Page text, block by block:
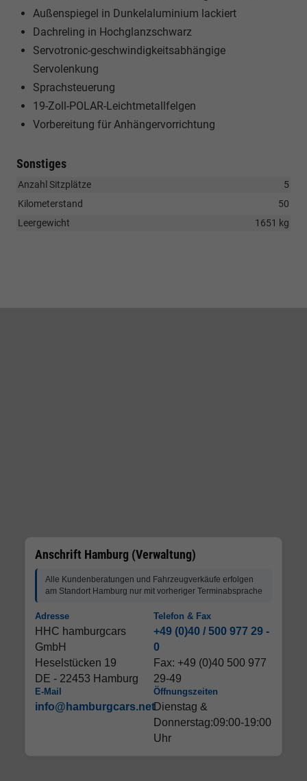
Außenspiegel in Dunkelaluminium lackiert
Dachreling in Hochglanzschwarz
Servotronic-geschwindigkeitsabhängige
Servolenkung
Sprachsteuerung
19-Zoll-POLAR-Leichtmetallfelgen
Vorbereitung für Anhängervorrichtung
Sonstiges
Anzahl Sitzplätze
5
Kilometerstand
50
Leergewicht
1651 kg
Anschrift Hamburg (Verwaltung)
Alle Kundenberatungen und Fahrzeugverkäufe erfolgen
am Standort Hamburg nur mit vorheriger Terminabsprache
Adresse
HHC hamburgcars
GmbH
Heselstücken 19
DE - 22453 Hamburg
Telefon & Fax
+49 (0)40 / 500 977 29 -
0
Fax: +49 (0)40 500 977
29-49
E-Mail
info@hamburgcars.net
Öffnungszeiten
Dienstag &
Donnerstag:09:00-19:00
Uhr